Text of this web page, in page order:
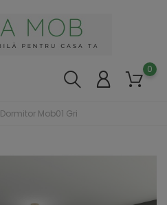
0
Dormitor Mob01 Gri